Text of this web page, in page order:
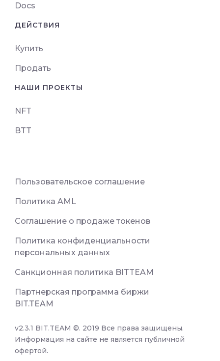
Docs
ДЕЙСТВИЯ
Купить
Продать
НАШИ ПРОЕКТЫ
NFT
BTT
Пользовательское соглашение
Политика AML
Соглашение о продаже токенов
Политика конфиденциальности
персональных данных
Санкционная политика BITTEAM
Партнерская программа биржи
BIT.TEAM
v2.3.1 BIT.TEAM ©. 2019 Все права защищены.
Информация на сайте не является публичной
офертой.